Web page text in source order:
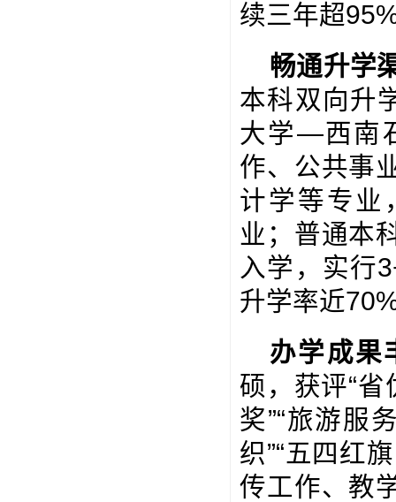
续三年超
畅通升学
本科双向升
大学—西南
作、公共事
计学等专业
业；普通本
入学，实行
升学率近
办学成果
硕，获评“省
奖”“旅游服
织”“五四红
传工作、教